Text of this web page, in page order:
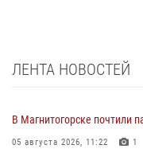
ЛЕНТА НОВОСТЕЙ
В Магнитогорске почтили
05 августа 2026, 11:22 1